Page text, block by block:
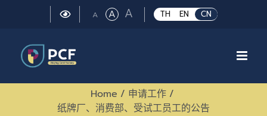
TH EN CN
A Small
ARegular
ALarge
font
Home / 申请工作 /
纸牌厂、消费部、受试工员工的公告